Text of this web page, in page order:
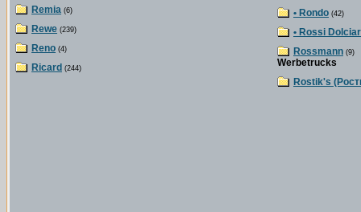
Remia (6)
Rewe (239)
Reno (4)
Ricard (244)
• Rondo (42)
• Rossi
Rossmann (9)
Werbetrucks
Rostik's